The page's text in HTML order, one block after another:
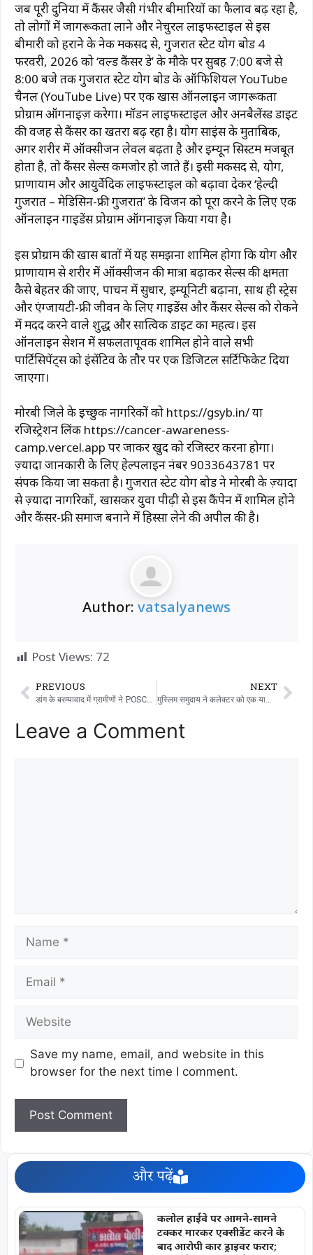
जब पूरी दुनिया में कैंसर जैसी गंभीर बीमारियों का फैलाव बढ़ रहा है,
तो लोगों में जागरूकता लाने और नेचुरल लाइफस्टाइल से इस
बीमारी को हराने के नेक मकसद से, गुजरात स्टेट योग बोर्ड 4
फरवरी, 2026 को ‘वर्ल्ड कैंसर डे’ के मौके पर सुबह 7:00 बजे से
8:00 बजे तक गुजरात स्टेट योग बोर्ड के ऑफिशियल YouTube
चैनल (YouTube Live) पर एक खास ऑनलाइन जागरूकता
प्रोग्राम ऑर्गनाइज़ करेगा। मॉडर्न लाइफस्टाइल और अनबैलेंस्ड डाइट
की वजह से कैंसर का खतरा बढ़ रहा है। योग साइंस के मुताबिक,
अगर शरीर में ऑक्सीजन लेवल बढ़ता है और इम्यून सिस्टम मजबूत
होता है, तो कैंसर सेल्स कमजोर हो जाते हैं। इसी मकसद से, योग,
प्राणायाम और आयुर्वेदिक लाइफस्टाइल को बढ़ावा देकर ‘हेल्दी
गुजरात – मेडिसिन-फ्री गुजरात’ के विजन को पूरा करने के लिए एक
ऑनलाइन गाइडेंस प्रोग्राम ऑर्गनाइज़ किया गया है।
इस प्रोग्राम की खास बातों में यह समझना शामिल होगा कि योग और
प्राणायाम से शरीर में ऑक्सीजन की मात्रा बढ़ाकर सेल्स की क्षमता
कैसे बेहतर की जाए, पाचन में सुधार, इम्यूनिटी बढ़ाना, साथ ही स्ट्रेस
और एंग्जायटी-फ्री जीवन के लिए गाइडेंस और कैंसर सेल्स को रोकने
में मदद करने वाले शुद्ध और सात्विक डाइट का महत्व। इस
ऑनलाइन सेशन में सफलतापूर्वक शामिल होने वाले सभी
पार्टिसिपेंट्स को इंसेंटिव के तौर पर एक डिजिटल सर्टिफिकेट दिया
जाएगा।
मोरबी जिले के इच्छुक नागरिकों को https://gsyb.in/ या
रजिस्ट्रेशन लिंक https://cancer-awareness-
camp.vercel.app पर जाकर खुद को रजिस्टर करना होगा।
ज़्यादा जानकारी के लिए हेल्पलाइन नंबर 9033643781 पर
संपर्क किया जा सकता है। गुजरात स्टेट योग बोर्ड ने मोरबी के ज़्यादा
से ज़्यादा नागरिकों, खासकर युवा पीढ़ी से इस कैंपेन में शामिल होने
और कैंसर-फ्री समाज बनाने में हिस्सा लेने की अपील की है।
Author: vatsalyanews
Post Views: 72
PREVIOUS
डांग के बरम्यावाद में ग्रामीणों ने POSCO मामले में शामिल शिक्षक की दोबारा नियुक्ति के खिलाफ विरोध प्रदर्शन किया: स्कूल को ताला लगाने की धमकी दी।
NEXT
मुस्लिम समुदाय ने कलेक्टर को एक याचिका देकर डांग में 15 साल की लड़की के साथ बलात्कार के मामले में सख्त कार्रवाई की मांग की है।
Leave a Comment
Save my name, email, and website in this
browser for the next time I comment.
और पढ़ें
कलोल हाईवे पर आमने-सामने
टक्कर मारकर एक्सीडेंट करने के
बाद आरोपी कार ड्राइवर फरार;